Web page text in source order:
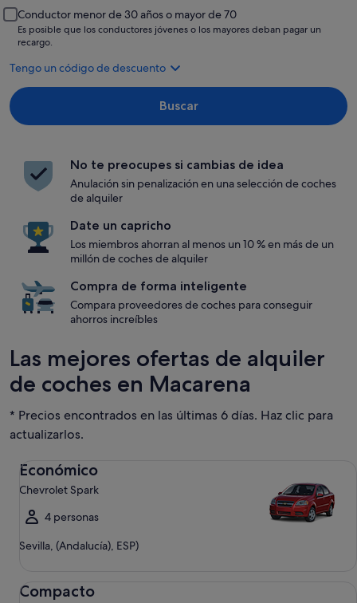
Conductor menor de 30 años o mayor de 70
Es posible que los conductores jóvenes o los mayores deban pagar un
recargo.
Tengo un código de descuento
Buscar
No te preocupes si cambias de idea
Anulación sin penalización en una selección de coches
de alquiler
Date un capricho
Los miembros ahorran al menos un 10 % en más de un
millón de coches de alquiler
Compra de forma inteligente
Compara proveedores de coches para conseguir
ahorros increíbles
Las mejores ofertas de alquiler
de coches en Macarena
* Precios encontrados en las últimas 6 días. Haz clic para
actualizarlos.
Económico
Chevrolet Spark
4 personas
Sevilla, (Andalucía), ESP)
Compacto